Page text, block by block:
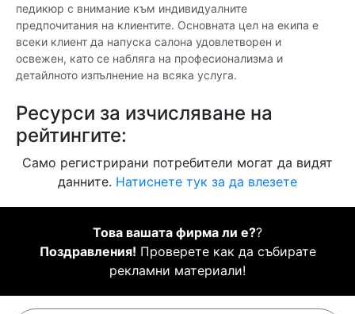
педикюр с внимание към индивидуалните
предпочитания на клиентите. Основната цел на екипа е
всеки клиент да напуска салона удовлетворен и
освежен, като се набляга на професионализма и
детайлното изпълнение на всяка услуга.
Ресурси за изчисляване на
рейтингите:
Само регистрирани потребители могат да видят
данните. Натиснете тук за да влезете
Това вашата фирма ли е??
Поздравления! Проверете как да събирате
рекламни материали!